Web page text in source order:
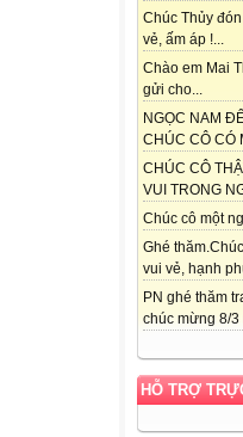
Chúc Thủy
vẻ, ấm áp !...
Chào em Mai
gửi cho...
NGỌC NAM
CHÚC CÔ CÓ
CHÚC CÔ
VUI TRONG
Chúc cô một
Ghé
vui vẻ, hạnh
PN ghé thăm
chúc mừng 8/3
HỖ TRỢ